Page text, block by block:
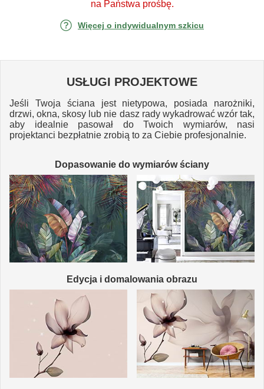
na Państwa prośbę.
Więcej o indywidualnym szkicu
USŁUGI PROJEKTOWE
Jeśli Twoja ściana jest nietypowa, posiada narożniki,
drzwi, okna, skosy lub nie dasz rady wykadrować wzór tak,
aby idealnie pasował do Twoich wymiarów, nasi
projektanci bezpłatnie zrobią to za Ciebie profesjonalnie.
Dopasowanie do wymiarów ściany
Edycja i domalowania obrazu